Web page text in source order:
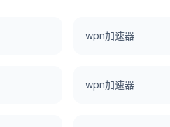
wpn加速器
wpn加速器